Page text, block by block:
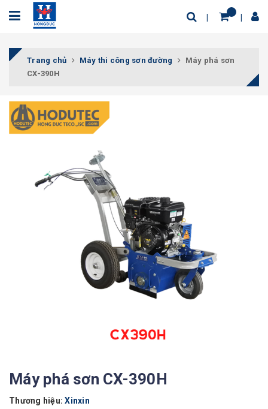
Trang chủ Máy thi công sơn đường
Máy phá sơn
CX-390H
Máy phá sơn CX-390H
Thương hiệu: Xinxin